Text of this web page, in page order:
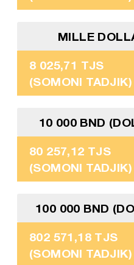
MILLE
8 025,71 TJS
(SOMONI TADJIK)
10 000 BND
80 257,12 TJS
(SOMONI TADJIK)
100 000 BND
802 571,18 TJS
(SOMONI TADJIK)